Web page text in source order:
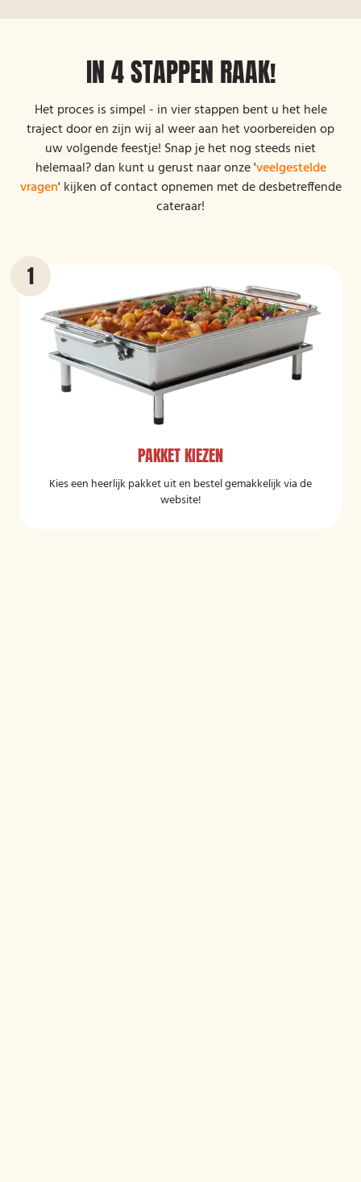
IN 4 STAPPEN RAAK!
Het proces is simpel - in vier stappen bent u het hele
traject door en zijn wij al weer aan het voorbereiden op
uw volgende feestje! Snap je het nog steeds niet
helemaal? dan kunt u gerust naar onze 'veelgestelde
vragen' kijken of contact opnemen met de desbetreffende
cateraar!
PAKKET KIEZEN
Kies een heerlijk pakket uit en bestel gemakkelijk via de
website!